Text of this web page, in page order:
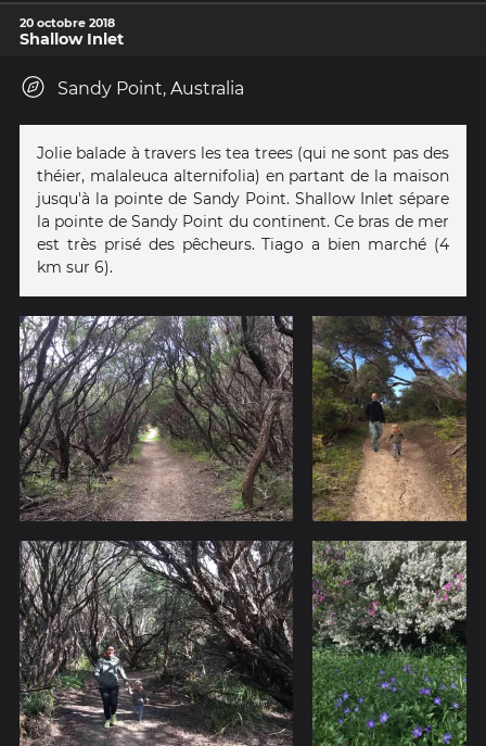
20 octobre 2018
Shallow Inlet
Sandy Point, Australia
Jolie balade à travers les tea trees (qui ne sont pas des
théier, malaleuca alternifolia) en partant de la maison
jusqu'à la pointe de Sandy Point. Shallow Inlet sépare
la pointe de Sandy Point du continent. Ce bras de mer
est très prisé des pêcheurs. Tiago a bien marché (4
km sur 6).